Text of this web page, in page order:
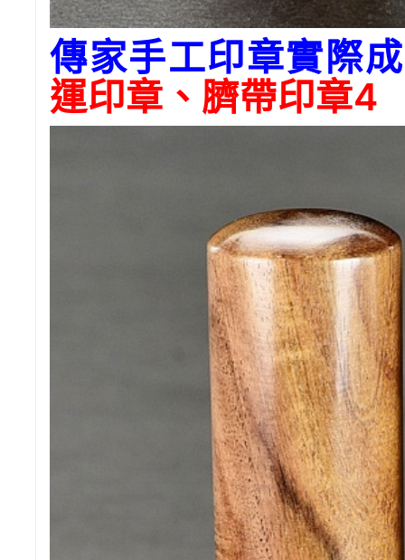
傳家手工印章實際
運印章、臍帶印章4